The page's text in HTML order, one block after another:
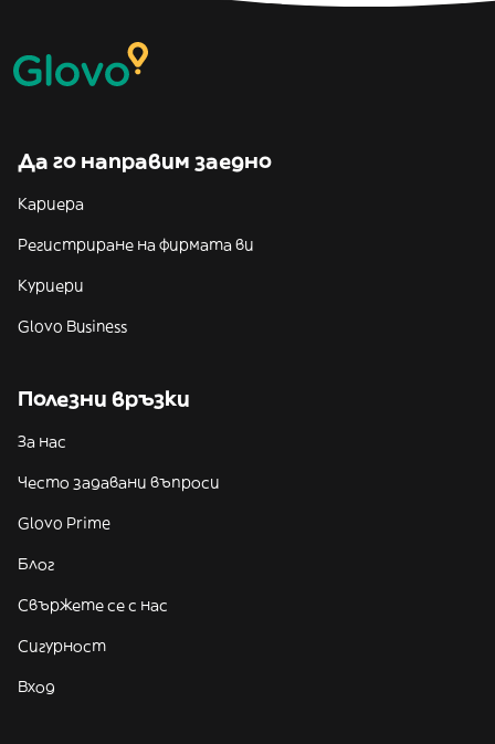
Да го направим заедно
Кариера
Регистриране на фирмата ви
Куриери
Glovo Business
Полезни връзки
За нас
Често задавани въпроси
Glovo Prime
Блог
Свържете се с нас
Сигурност
Вход